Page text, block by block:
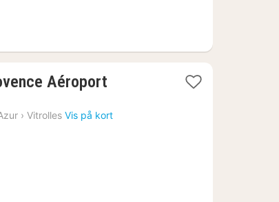
Aéroport
fra
› Vitrolles Vis på kort